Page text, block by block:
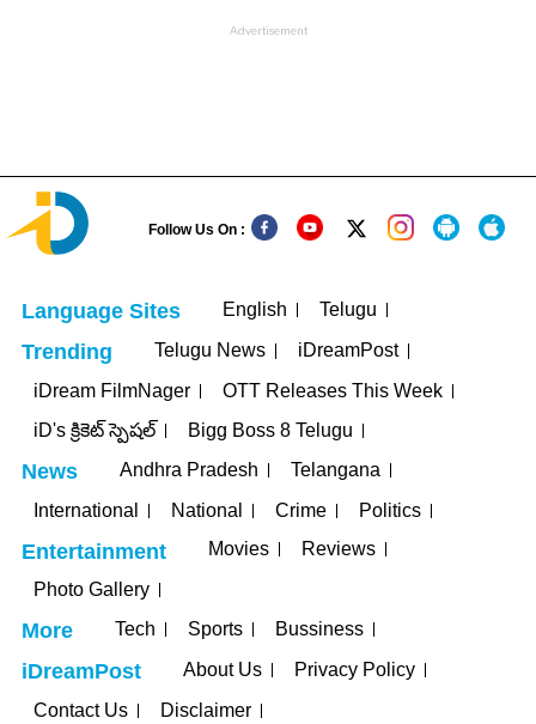
Follow Us On :
Language Sites English Telugu
Trending Telugu News
iDreamPost
iDream FilmNager
OTT Releases This Week
iD's క్రికెట్ స్పెషల్
Bigg Boss 8 Telugu
News Andhra Pradesh
Telangana
International
National Crime Politics
Entertainment Movies
Reviews
Photo Gallery
More Tech Sports Bussiness
iDreamPost About Us
Privacy Policy
Contact Us
Disclaimer